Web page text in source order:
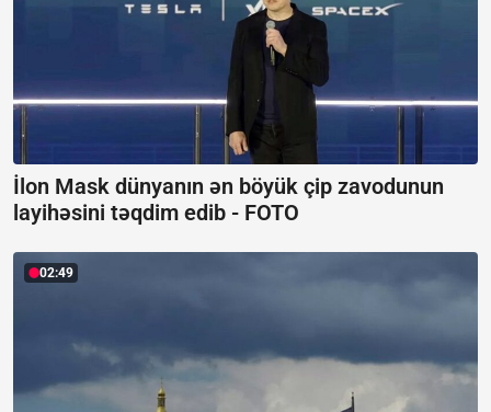
İlon Mask dünyanın ən böyük çip zavodunun
layihəsini təqdim edib - FOTO
02:49